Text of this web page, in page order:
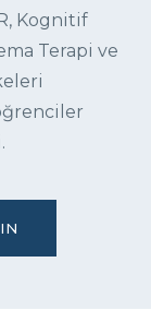
Kognitif
Terapi ve